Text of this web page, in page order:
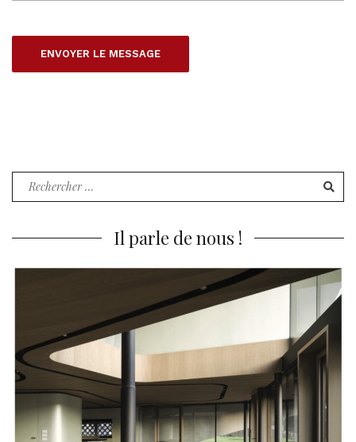
Recherche
Il parle de nous !